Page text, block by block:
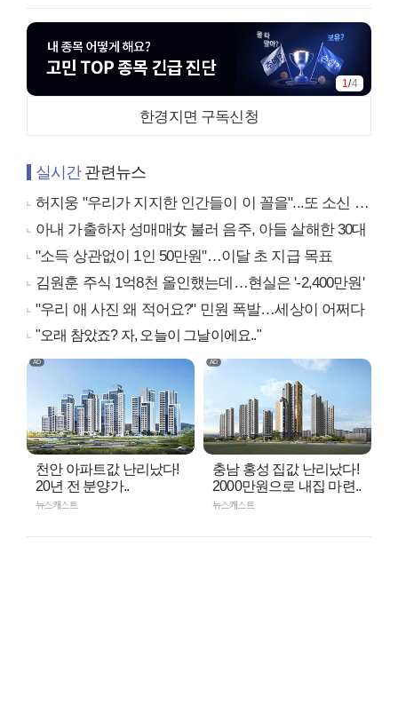
1/4
한경지면 구독신청
실시간관련뉴스
허지웅 "우리가 지지한 인간들이 이 꼴을"...또 소신 발언
아내 가출하자 성매매女 불러 음주, 아들 살해한 30대
"소득 상관없이 1인 50만원"…이달 초 지급 목표
김원훈 주식 1억8천 올인했는데…현실은 '-2,400만원'
"우리 애 사진 왜 적어요?" 민원 폭발…세상이 어쩌다
"오래 참았죠? 자, 오늘이 그날이에요.."
천안 아파트값 난리났다!
20년 전 분양가..
뉴스캐스트
충남 홍성 집값 난리났다!
2000만원으로 내집 마련..
뉴스캐스트